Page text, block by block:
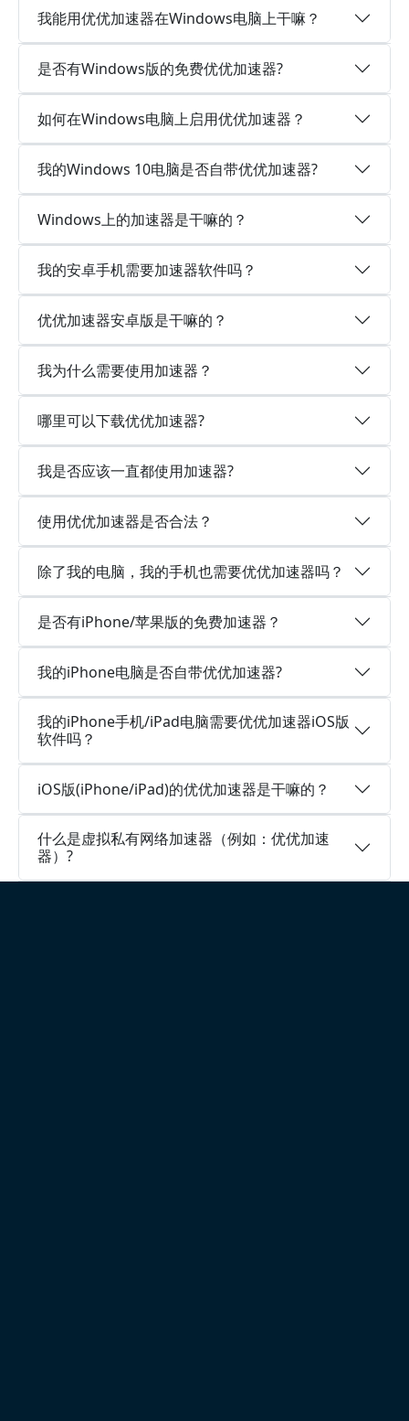
我能用优优加速器在Windows电脑上干嘛？
是否有Windows版的免费优优加速器?
如何在Windows电脑上启用优优加速器？
我的Windows 10电脑是否自带优优加速器?
Windows上的加速器是干嘛的？
我的安卓手机需要加速器软件吗？
优优加速器安卓版是干嘛的？
我为什么需要使用加速器？
哪里可以下载优优加速器?
我是否应该一直都使用加速器?
使用优优加速器是否合法？
除了我的电脑，我的手机也需要优优加速器吗？
是否有iPhone/苹果版的免费加速器？
我的iPhone电脑是否自带优优加速器?
我的iPhone手机/iPad电脑需要优优加速器iOS版
软件吗？
iOS版(iPhone/iPad)的优优加速器是干嘛的？
什么是虚拟私有网络加速器（例如：优优加速
器）?